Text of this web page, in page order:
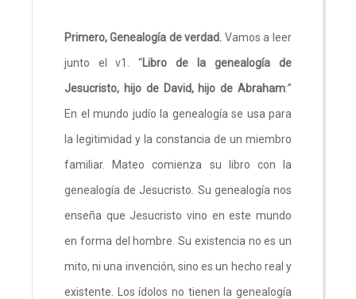
Primero, Genealogía de verdad. Vamos a leer
junto el v1. “Libro de la genealogía de
Jesucristo, hijo de David, hijo de Abraham:”
En el mundo judío la genealogía se usa para
la legitimidad y la constancia de un miembro
familiar. Mateo comienza su libro con la
genealogía de Jesucristo. Su genealogía nos
enseña que Jesucristo vino en este mundo
en forma del hombre. Su existencia no es un
mito, ni una invención, sino es un hecho real y
existente. Los ídolos no tienen la genealogía